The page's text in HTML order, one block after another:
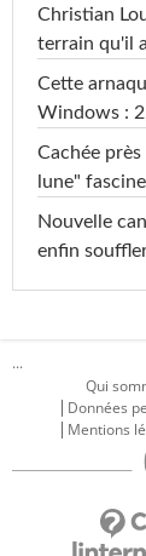
Christian
terrain qu'il
Cette
Windows :
Cachée
lune"
Nouvelle
enfin
...
Qui
Données
Mentions